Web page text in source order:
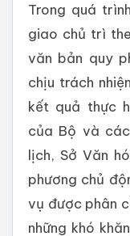
Trong quá
giao chủ trì
văn bản quy
chịu trách
kết quả thực
của Bộ và
lịch, Sở Văn
phương chủ
vụ được phân
những khó